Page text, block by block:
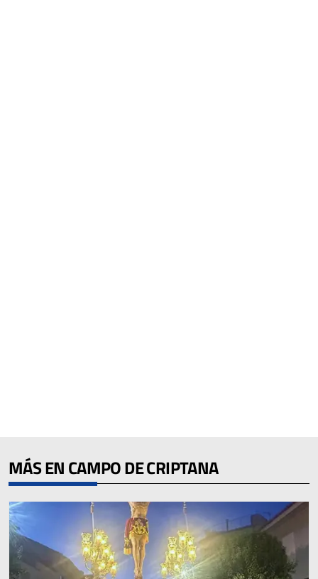
MÁS EN CAMPO DE CRIPTANA